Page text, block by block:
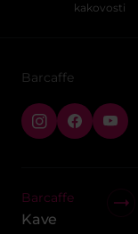
kakovosti
Barcaffe
Barcaffe
Kave